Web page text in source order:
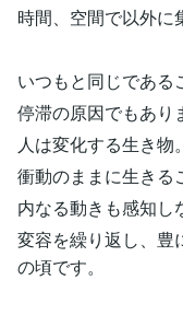
時間、空間で以外に
いつもと同じである
停滞の原因でもあり
人は変化する生き物。
衝動のままに生きる
内なる動きも感知し
変容を繰り返し、豊
の頃です。